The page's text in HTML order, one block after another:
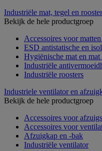
Industriële mat, tegel en rooster
Bekijk de hele productgroep
Accessoires voor
ESD antistatische en
Hygiënische mat en
Industriële
Industriële roosters
Industriele ventilator en
Bekijk de hele productgroep
Accessoires voor
Accessoires voor
Afzuigkap en -bak
Industriële ventilator